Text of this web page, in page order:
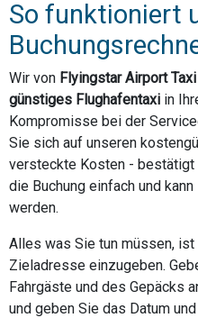
So funktioniert
Wir von Flyingstar Airport Taxi
günstiges Flughafentaxi in
Kompromisse bei der
Sie sich auf unseren
versteckte Kosten - bestätigt
die Buchung einfach und
werden.
Alles was Sie tun müssen,
Zieladresse einzugeben.
Fahrgäste und des Gepäcks
und geben Sie das Datum